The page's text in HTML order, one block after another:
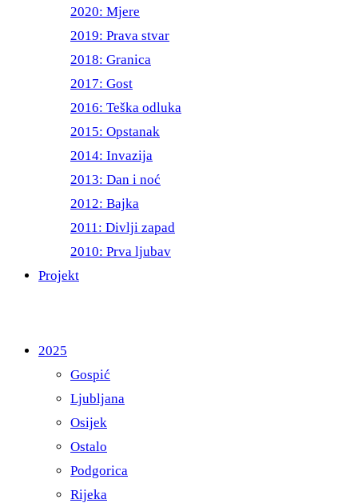
2020: Mjere
2019: Prava stvar
2018: Granica
2017: Gost
2016: Teška odluka
2015: Opstanak
2014: Invazija
2013: Dan i noć
2012: Bajka
2011: Divlji zapad
2010: Prva ljubav
Projekt
2025
Gospić
Ljubljana
Osijek
Ostalo
Podgorica
Rijeka